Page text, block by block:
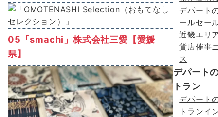
05「smachi」株式会社三愛【愛媛
県】
デパート
ールセー
近畿エリ
貨店催事
ス
デパート
トラン
デパート
トランイ